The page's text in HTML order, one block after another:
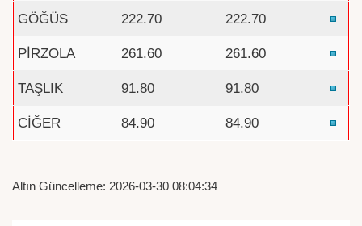
GÖĞÜS 222.70 222.70
PİRZOLA 261.60 261.60
TAŞLIK 91.80 91.80
CİĞER 84.90 84.90
Altın Güncelleme: 2026-03-30 08:04:34